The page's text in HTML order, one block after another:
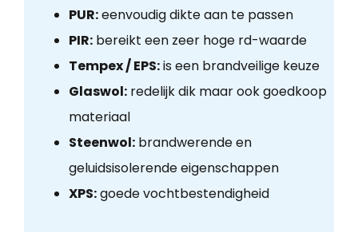
PUR:eenvoudig dikte aan te passen
PIR:bereikt een zeer hoge rd-waarde
Tempex / EPS:is een brandveilige keuze
Glaswol:redelijk dik maar ook goedkoop
materiaal
Steenwol:brandwerende en
geluidsisolerende eigenschappen
XPS:goede vochtbestendigheid